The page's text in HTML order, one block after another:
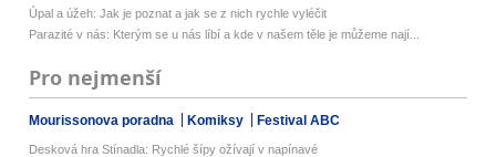
Úpal a úžeh: Jak je poznat a jak se z nich rychle vyléčit
Parazité v nás: Kterým se u nás líbí a kde v našem těle je můžeme nají...
Pro nejmenší
Mourissonova poradna Komiksy Festival ABC
Desková hra Stínadla: Rychlé šípy ožívají v napínavé